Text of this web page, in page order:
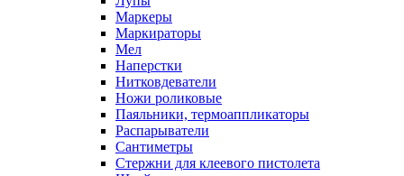
Маркеры
Маркираторы
Мел
Наперстки
Нитковдеватели
Ножи роликовые
Паяльники, термоаппликаторы
Распарыватели
Сантиметры
Стержни для клеевого пистолета